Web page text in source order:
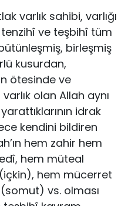
varlık sahibi, varlığı
ve teşbihî tüm
birleşmiş
kusurdan,
ötesinde ve
olan Allah aynı
idrak
kendini bildiren
hem zahir hem
hem müteal
hem mücerret
vs. olması